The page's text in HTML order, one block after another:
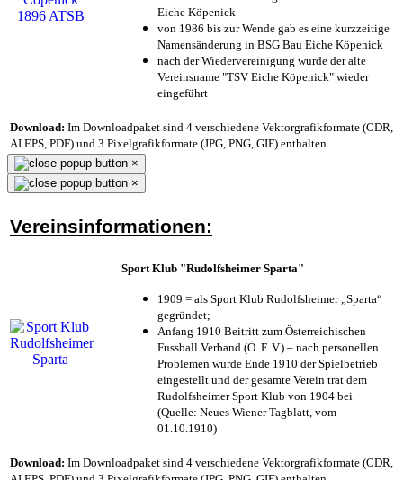
Eiche Köpenick
von 1986 bis zur Wende gab es eine kurzzeitige
Namensänderung in BSG Bau Eiche Köpenick
nach der Wiedervereinigung wurde der alte
Vereinsname "TSV Eiche Köpenick" wieder
eingeführt
Download: Im Downloadpaket sind 4 verschiedene Vektorgrafikformate (CDR,
AI EPS, PDF) und 3 Pixelgrafikformate (JPG, PNG, GIF) enthalten.
×
×
Vereinsinformationen:
Sport Klub "Rudolfsheimer Sparta"
1909 = als Sport Klub Rudolfsheimer „Sparta“
gegründet;
Anfang 1910 Beitritt zum Österreichischen
Fussball Verband (Ö. F. V.) – nach personellen
Problemen wurde Ende 1910 der Spielbetrieb
eingestellt und der gesamte Verein trat dem
Rudolfsheimer Sport Klub von 1904 bei
(Quelle: Neues Wiener Tagblatt, vom
01.10.1910)
Download: Im Downloadpaket sind 4 verschiedene Vektorgrafikformate (CDR,